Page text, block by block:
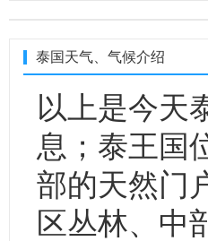
泰国天气、气候介绍
以上是今天
息；泰王国
部的天然门
区丛林、中